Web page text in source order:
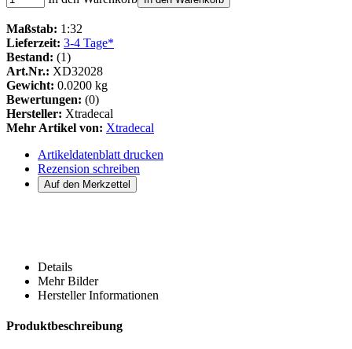
Maßstab: 1:32
Lieferzeit: 3-4 Tage*
Bestand: (1)
Art.Nr.: XD32028
Gewicht: 0.0200 kg
Bewertungen: (0)
Hersteller: Xtradecal
Mehr Artikel von: Xtradecal
Artikeldatenblatt drucken
Rezension schreiben
Details
Mehr Bilder
Hersteller Informationen
Produktbeschreibung